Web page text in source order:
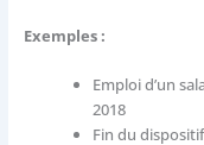
Exemples :
Emploi d’un
2018
Fin du dispositif